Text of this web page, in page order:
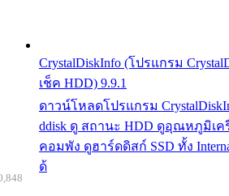
CrystalDiskInfo (โปรแกรม
เช็ค HDD) 9.9.1
ดาวน์โหลดโปรแกรม
ddisk ดู สถานะ HDD ดูอุณหภูมิเค
คอมพัง ดูฮาร์ดดิสก์ SSD ทั้ง
ด้